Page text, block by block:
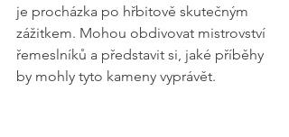
je procházka po hřbitově skutečným
zážitkem. Mohou obdivovat mistrovství
řemeslníků a představit si, jaké příběhy
by mohly tyto kameny vyprávět.